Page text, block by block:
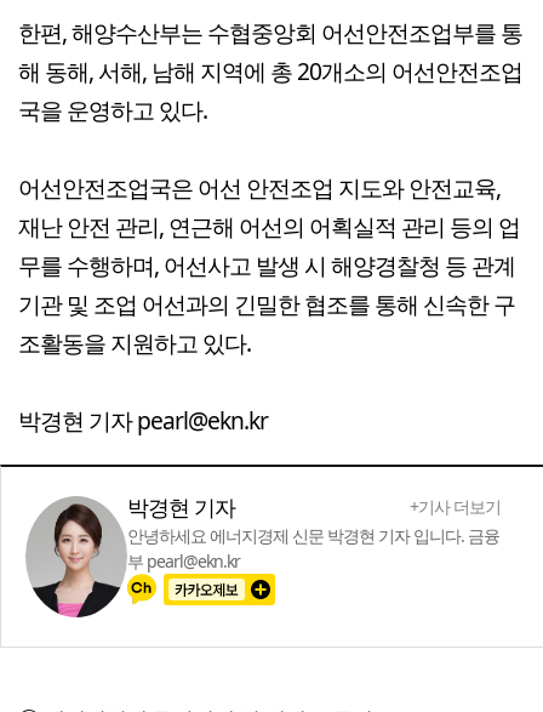
한편, 해양수산부는 수협중앙회 어선안전조업부를 통
해 동해, 서해, 남해 지역에 총 20개소의 어선안전조업
국을 운영하고 있다.
어선안전조업국은 어선 안전조업 지도와 안전교육,
재난 안전 관리, 연근해 어선의 어획실적 관리 등의 업
무를 수행하며, 어선사고 발생 시 해양경찰청 등 관계
기관 및 조업 어선과의 긴밀한 협조를 통해 신속한 구
조활동을 지원하고 있다.
박경현 기자 pearl@ekn.kr
박경현 기자
+기사 더보기
안녕하세요 에너지경제 신문 박경현 기자 입니다. 금융
부 pearl@ekn.kr